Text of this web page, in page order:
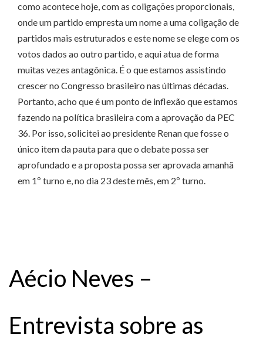
como acontece hoje, com as coligações proporcionais,
onde um partido empresta um nome a uma coligação de
partidos mais estruturados e este nome se elege com os
votos dados ao outro partido, e aqui atua de forma
muitas vezes antagônica. É o que estamos assistindo
crescer no Congresso brasileiro nas últimas décadas.
Portanto, acho que é um ponto de inflexão que estamos
fazendo na política brasileira com a aprovação da PEC
36. Por isso, solicitei ao presidente Renan que fosse o
único item da pauta para que o debate possa ser
aprofundado e a proposta possa ser aprovada amanhã
em 1º turno e, no dia 23 deste mês, em 2º turno.
Aécio Neves –
Entrevista sobre as